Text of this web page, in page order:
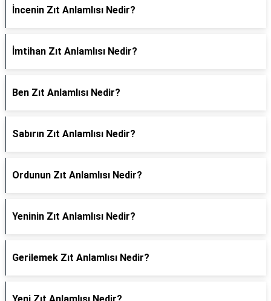
İncenin Zıt Anlamlısı Nedir?
İmtihan Zıt Anlamlısı Nedir?
Ben Zıt Anlamlısı Nedir?
Sabırın Zıt Anlamlısı Nedir?
Ordunun Zıt Anlamlısı Nedir?
Yeninin Zıt Anlamlısı Nedir?
Gerilemek Zıt Anlamlısı Nedir?